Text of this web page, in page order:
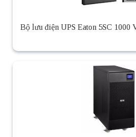
Bộ lưu điện UPS Eaton 5SC 1000